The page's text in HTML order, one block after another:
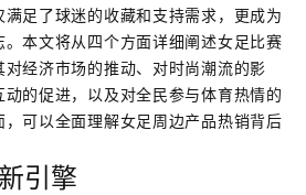
足了球迷的收藏和支持需求，更成为
本文将从四个方面详细阐述女足比赛
经济市场的推动、对时尚潮流的影
的促进，以及对全民参与体育热情的
可以全面理解女足周边产品热销背后
引擎